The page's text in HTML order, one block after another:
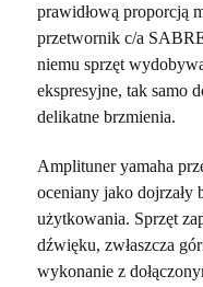
prawidłową proporcją
przetwornik c/a
niemu sprzęt
ekspresyjne, tak samo
delikatne brzmienia.
Amplituner yamaha
oceniany jako
użytkowania. Sprzęt
dźwięku, zwłaszcza
wykonanie z